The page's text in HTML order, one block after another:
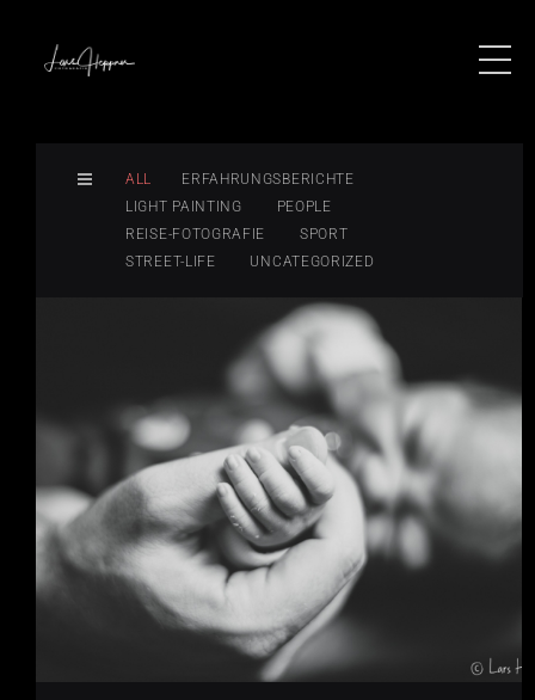
ALL
ERFAHRUNGSBERICHTE
LIGHT PAINTING
PEOPLE
REISE-FOTOGRAFIE
SPORT
STREET-LIFE
UNCATEGORIZED